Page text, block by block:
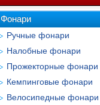
Фонари
Ручные фонари
Налобные фонари
Прожекторные фонари
Кемпинговые фонари
Велосипедные фонари